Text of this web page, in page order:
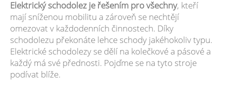
Elektrický schodolez je řešením pro všechny, kteří
mají sníženou mobilitu a zároveň se nechtějí
omezovat v každodenních činnostech. Díky
schodolezu překonáte lehce schody jakéhokoliv typu.
Elektrické schodolezy se dělí na kolečkové a pásové a
každý má své přednosti. Pojďme se na tyto stroje
podívat blíže.